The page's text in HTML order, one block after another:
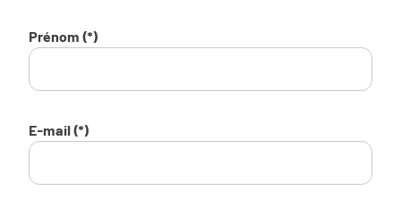
Prénom (*)
E-mail (*)